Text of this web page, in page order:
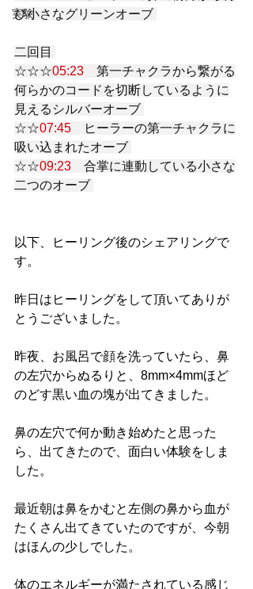
実験
び小さなグリーンオーブ
二回目
☆☆☆05:23 第一チャクラから繋がる
何らかのコードを切断しているように
見えるシルバーオーブ
☆☆07:45 ヒーラーの第一チャクラに
吸い込まれたオーブ
☆☆09:23 合掌に連動している小さな
二つのオーブ
以下、ヒーリング後のシェアリングで
す。
昨日はヒーリングをして頂いてありが
とうございました。
昨夜、お風呂で顔を洗っていたら、鼻
の左穴からぬるりと、8mm×4mmほど
のどす黒い血の塊が出てきました。
鼻の左穴で何か動き始めたと思った
ら、出てきたので、面白い体験をしま
した。
最近朝は鼻をかむと左側の鼻から血が
たくさん出てきていたのですが、今朝
はほんの少しでした。
体のエネルギーが満たされている感じ